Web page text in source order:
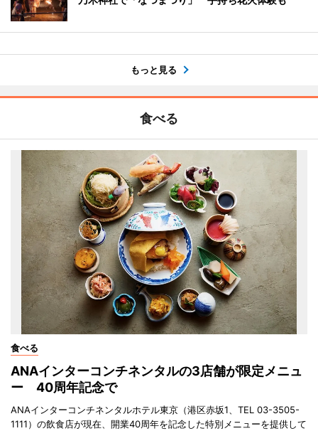
もっと見る
食べる
食べる
ANAインターコンチネンタルの3店舗が限定メニュ
ー 40周年記念で
ANAインターコンチネンタルホテル東京（港区赤坂1、TEL 03-3505-
1111）の飲食店が現在、開業40周年を記念した特別メニューを提供して